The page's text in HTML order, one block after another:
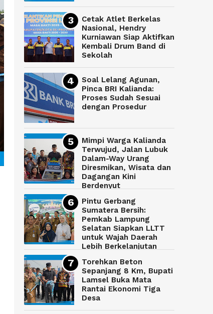
Cetak Atlet Berkelas
Nasional, Hendry
Kurniawan Siap Aktifkan
Kembali Drum Band di
Sekolah
Soal Lelang Agunan,
Pinca BRI Kalianda:
Proses Sudah Sesuai
dengan Prosedur
Mimpi Warga Kalianda
Terwujud, Jalan Lubuk
Dalam-Way Urang
Diresmikan, Wisata dan
Dagangan Kini
Berdenyut
Pintu Gerbang
Sumatera Bersih:
Pemkab Lampung
Selatan Siapkan LLTT
untuk Wajah Daerah
Lebih Berkelanjutan
Torehkan Beton
Sepanjang 8 Km, Bupati
Lamsel Buka Mata
Rantai Ekonomi Tiga
Desa